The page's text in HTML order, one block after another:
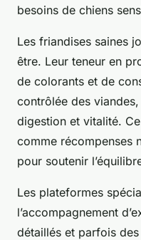
besoins de chiens
Les friandises saines
être. Leur teneur en
de colorants et de
contrôlée des
digestion et vitalité.
comme récompenses
pour soutenir
Les plateformes
l’accompagnement
détaillés et parfois